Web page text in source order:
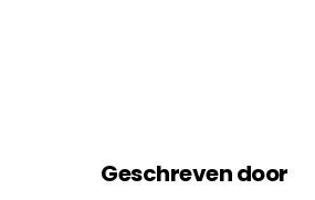
Geschreven door